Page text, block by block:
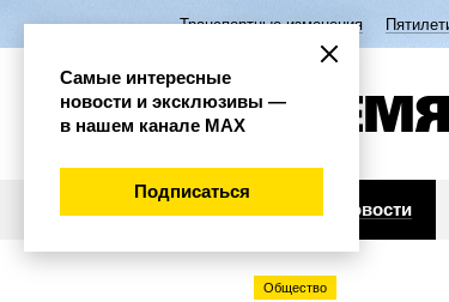
Транспортные изменения
Новости
Общество
Самые интересные
новости и эксклюзивы —
в нашем канале МАХ
Подписаться